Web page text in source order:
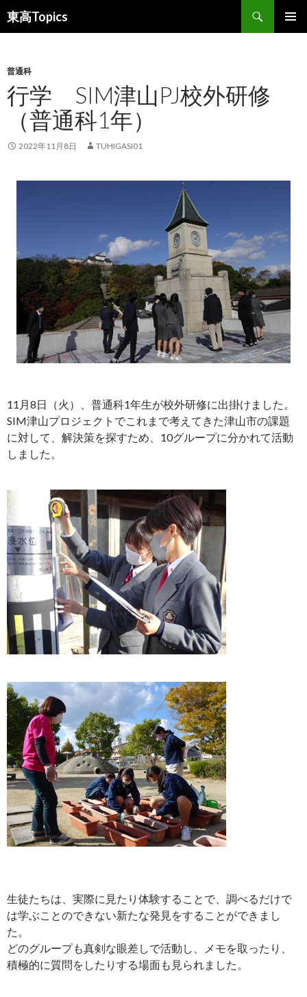
東高Topics
検
索
ン
ツ
へ
ッ
普通科
行学 SIM津山PJ校外研修
（普通科1年）
2022年11月8日 TUHIGASI01
11月8日（火）、普通科1年生が校外研修に出掛けました。
SIM津山プロジェクトでこれまで考えてきた津山市の課題
に対して、解決策を探すため、10グループに分かれて活動
しました。
生徒たちは、実際に見たり体験することで、調べるだけで
は学ぶことのできない新たな発見をすることができまし
た。
どのグループも真剣な眼差しで活動し、メモを取ったり、
積極的に質問をしたりする場面も見られました。